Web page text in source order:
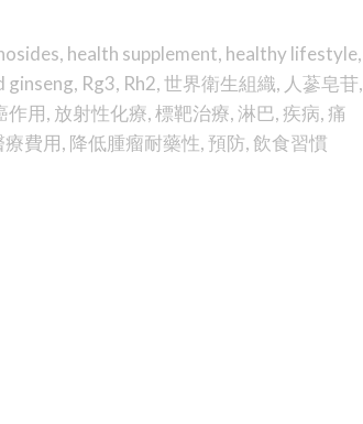
, health supplement, healthy lifestyle,
ginseng, Rg3, Rh2,世界衛生組織, 人蔘皂苷,
作用, 放射性化療,標靶治療,淋巴,疾病,痛
療費用, 降低腫瘤耐藥性,預防,飲食習慣